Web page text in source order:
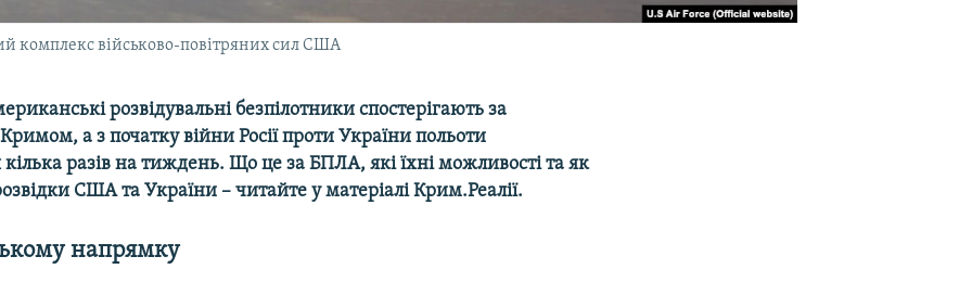
комплекс військово-повітряних сил США
розвідувальні безпілотники спостерігають за
а з початку війни Росії проти України польоти
разів на тиждень. Що це за БПЛА, які їхні можливості та як
США та України – читайте у матеріалі Крим.Реалії.
напрямку